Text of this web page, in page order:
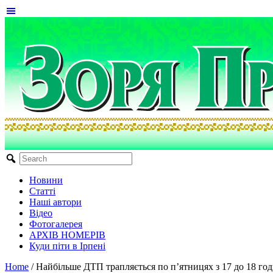
Новини
Статті
Наші автори
Відео
Фотогалерея
АРХІВ НОМЕРІВ
Куди піти в Ірпені
Home / Найбільше ДТП трапляється по п’ятницях з 17 до 18